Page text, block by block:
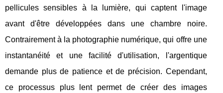
pellicules sensibles à la lumière, qui captent l'image
avant d'être développées dans une chambre noire.
Contrairement à la photographie numérique, qui offre une
instantanéité et une facilité d'utilisation, l'argentique
demande plus de patience et de précision. Cependant,
ce processus plus lent permet de créer des images